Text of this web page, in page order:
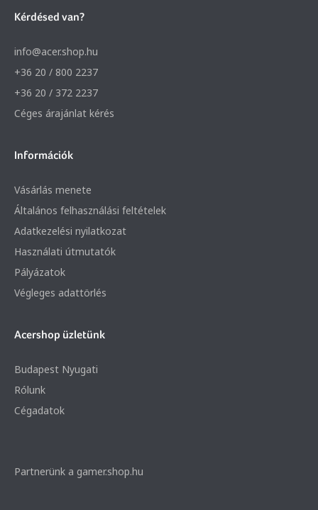
Kérdésed van?
info@acer.shop.hu
+36 20 / 800 2237
+36 20 / 372 2237
Céges árajánlat kérés
Információk
Vásárlás menete
Általános felhasználási feltételek
Adatkezelési nyilatkozat
Használati útmutatók
Pályázatok
Végleges adattörlés
Acershop üzletünk
Budapest Nyugati
Rólunk
Cégadatok
Partnerünk a gamer.shop.hu